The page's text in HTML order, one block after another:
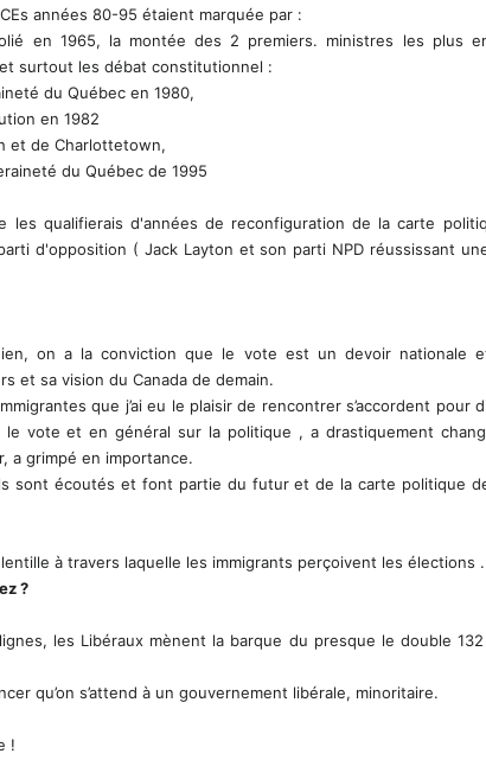
années 80-95 étaient marquée par :
en 1965, la montée des 2 premiers. ministres les plus
surtout les débat constitutionnel :
du Québec en 1980,
en 1982
et de Charlottetown,
du Québec de 1995
les qualifierais d'années de reconfiguration de la carte
d'opposition ( Jack Layton et son parti NPD réussissant
on a la conviction que le vote est un devoir nationale
et sa vision du Canada de demain.
que j’ai eu le plaisir de rencontrer s’accordent pour
le vote et en général sur la politique , a drastiquement
a grimpé en importance.
sont écoutés et font partie du futur et de la carte politique
à travers laquelle les immigrants perçoivent les élections .
?
les Libéraux mènent la barque du presque le double
qu’on s’attend à un gouvernement libérale, minoritaire.
!